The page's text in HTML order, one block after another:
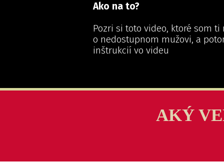
Ako na to?
Pozri si toto video, ktoré som ti
o nedostupnom mužovi, a
inštrukcií vo videu
AKÝ